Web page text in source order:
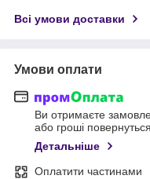
Всі умови доставки
Умови оплати
Ви отримаєте
або гроші
Детальніше
Оплатити частинами